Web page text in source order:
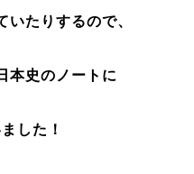
いたりするので、
本史のノートに
した！